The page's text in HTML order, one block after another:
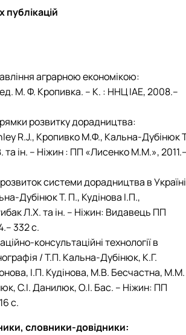
аграрною економікою:
М. Ф. Кропивка. – К. : ННЦ ІАЕ, 2008.–
розвитку дорадництва:
R.J., Кропивко М.Ф., Кальна-Дубінюк
ін. – Ніжин : ПП «Лисенко М.М.»,
системи дорадництва в
Дубінюк Т. П., Кудінова І.П.,
Л.Х. та ін. – Ніжин: Видавець ПП
332 с.
консультаційні технології в
/ Т.П. Кальна-Дубінюк, К.Г.
І.П. Кудінова, М.В. Бесчастна, М.М.
С.І. Данилюк, О.І. Бас. – Ніжин: ПП
с.
словники-довідники: